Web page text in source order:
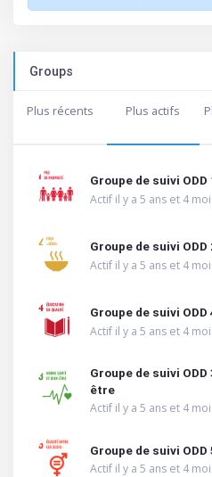
Groups
Plus récents Plus actifs
Groupe de suivi
Actif il y a 5 ans et 4
Groupe de suivi
Actif il y a 5 ans et 4
Groupe de suivi
Actif il y a 5 ans et 4
Groupe de suivi
être
Actif il y a 5 ans et 4
Groupe de suivi
Actif il y a 5 ans et 4